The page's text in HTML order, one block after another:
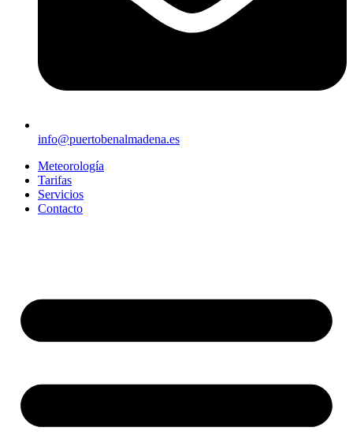
info@puertobenalmadena.es
Meteorología
Tarifas
Servicios
Contacto